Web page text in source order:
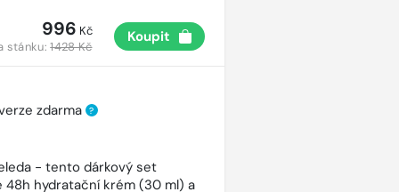
996 Kč
stánku:1428 Kč
Koupit
zdarma ?
- tento dárkový set
48h hydratační krém (30 ml) a